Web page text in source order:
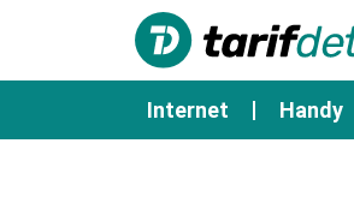
Internet Handy